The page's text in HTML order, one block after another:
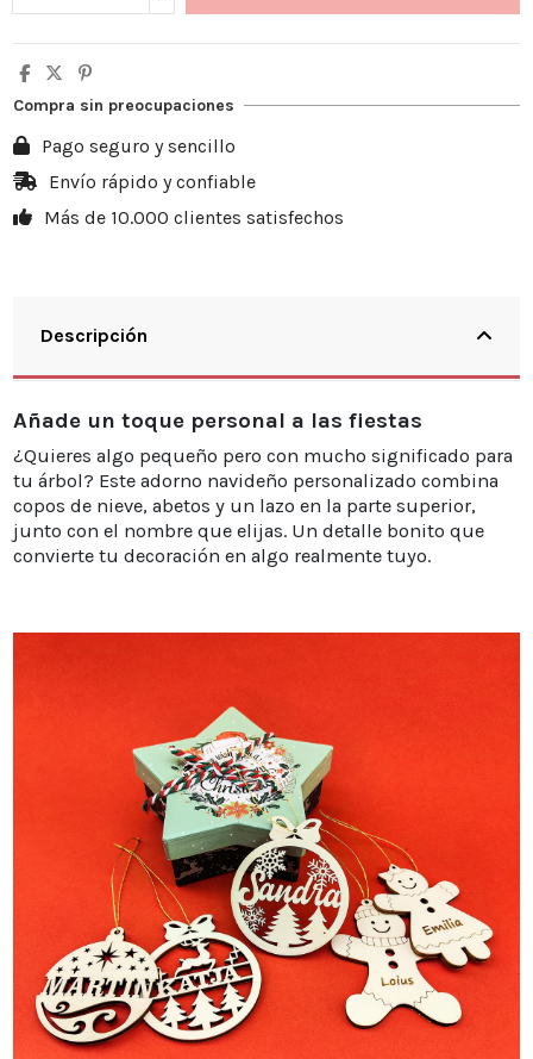
Compra sin preocupaciones
Pago seguro y sencillo
Envío rápido y confiable
Más de 10.000 clientes satisfechos
Descripción
Añade un toque personal a las fiestas
¿Quieres algo pequeño pero con mucho significado para
tu árbol? Este adorno navideño personalizado combina
copos de nieve, abetos y un lazo en la parte superior,
junto con el nombre que elijas. Un detalle bonito que
convierte tu decoración en algo realmente tuyo.